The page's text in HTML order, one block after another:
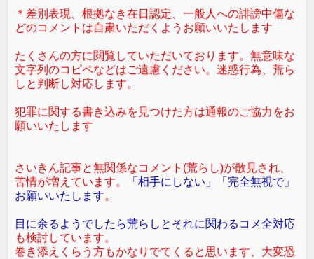
＊差別表現、根拠なき在日認定、一般人への誹謗中傷な
どのコメントは自粛いただくようお願いいたします
たくさんの方に閲覧していただいております。無意味な
文字列のコピペなどはご遠慮ください。迷惑行為、荒ら
しと判断し対応します。
犯罪に関する書き込みを見つけた方は通報のご協力をお
願いいたします
さいきん記事と無関係なコメント(荒らし)が散見され、
苦情が増えています。
「相手にしない」「完全無視で」
お願いいたします。
目に余るようでしたら荒らしとそれに関わるコメ全対応
も検討しています。
巻き添えくらう方もかなりでてくると思います、大変恐